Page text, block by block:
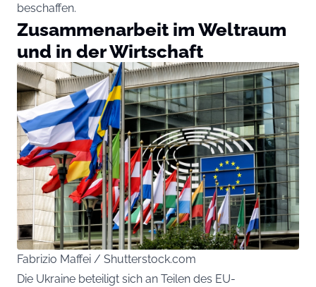
beschaffen.
Zusammenarbeit im Weltraum
und in der Wirtschaft
Fabrizio Maffei / Shutterstock.com
Die Ukraine beteiligt sich an Teilen des EU-